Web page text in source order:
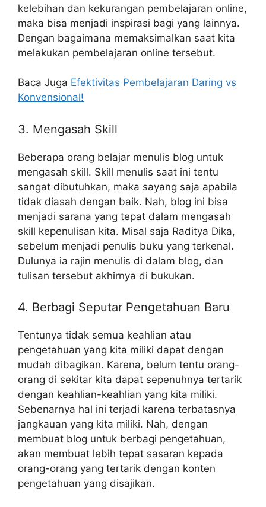
kelebihan dan kekurangan pembelajaran online,
maka bisa menjadi inspirasi bagi yang lainnya.
Dengan bagaimana memaksimalkan saat kita
melakukan pembelajaran online tersebut.
Baca Juga Efektivitas Pembelajaran Daring vs
Konvensional!
3. Mengasah Skill
Beberapa orang belajar menulis blog untuk
mengasah skill. Skill menulis saat ini tentu
sangat dibutuhkan, maka sayang saja apabila
tidak diasah dengan baik. Nah, blog ini bisa
menjadi sarana yang tepat dalam mengasah
skill kepenulisan kita. Misal saja Raditya Dika,
sebelum menjadi penulis buku yang terkenal.
Dulunya ia rajin menulis di dalam blog, dan
tulisan tersebut akhirnya di bukukan.
4. Berbagi Seputar Pengetahuan Baru
Tentunya tidak semua keahlian atau
pengetahuan yang kita miliki dapat dengan
mudah dibagikan. Karena, belum tentu orang-
orang di sekitar kita dapat sepenuhnya tertarik
dengan keahlian-keahlian yang kita miliki.
Sebenarnya hal ini terjadi karena terbatasnya
jangkauan yang kita miliki. Nah, dengan
membuat blog untuk berbagi pengetahuan,
akan membuat lebih tepat sasaran kepada
orang-orang yang tertarik dengan konten
pengetahuan yang disajikan.